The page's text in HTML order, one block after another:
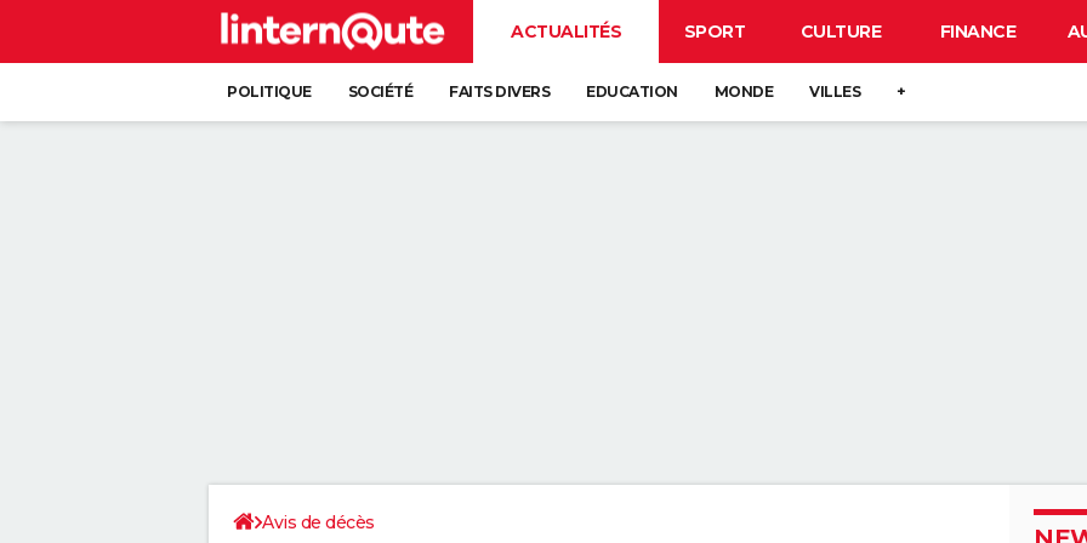
ACTUALITÉS SPORT CULTURE FINANCE
POLITIQUE SOCIÉTÉ FAITS DIVERS EDUCATION MONDE VILLES +
Avis de décès